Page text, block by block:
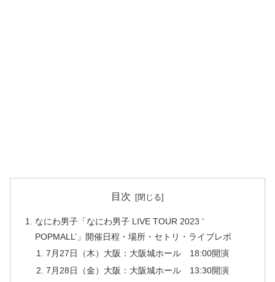
目次
なにわ男子「なにわ男子 LIVE TOUR 2023 ‘
POPMALL’」開催日程・場所・セトリ・ライブレポ
7月27日（木）大阪：大阪城ホール 18:00開演
7月28日（金）大阪：大阪城ホール 13:30開演